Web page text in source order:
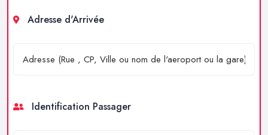
Adresse d'Arrivée
Identification Passager